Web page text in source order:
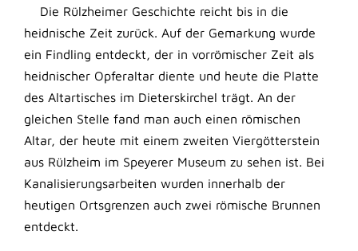
Die Rülzheimer Geschichte reicht bis in die
heidnische Zeit zurück. Auf der Gemarkung wurde
ein Findling entdeckt, der in vorrömischer Zeit als
heidnischer Opferaltar diente und heute die Platte
des Altartisches im Dieterskirchel trägt. An der
gleichen Stelle fand man auch einen römischen
Altar, der heute mit einem zweiten Viergötterstein
aus Rülzheim im Speyerer Museum zu sehen ist. Bei
Kanalisierungsarbeiten wurden innerhalb der
heutigen Ortsgrenzen auch zwei römische Brunnen
entdeckt.